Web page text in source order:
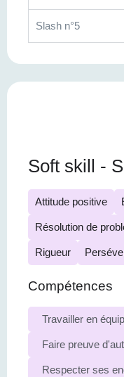
Slash n°5
Soft skill -
Attitude positive
Résolution de
Rigueur
Compétences
Travailler en
Faire preuve
Respecter ses